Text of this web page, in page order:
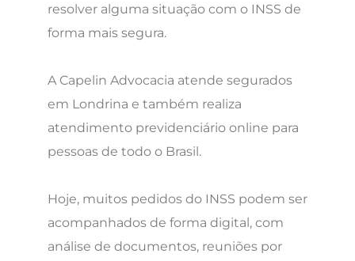
resolver alguma situação com o INSS de
forma mais segura.
A Capelin Advocacia atende segurados
em Londrina e também realiza
atendimento previdenciário online para
pessoas de todo o Brasil.
Hoje, muitos pedidos do INSS podem ser
acompanhados de forma digital, com
análise de documentos, reuniões por